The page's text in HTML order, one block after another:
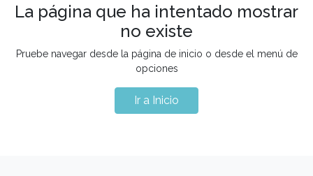
La página que ha intentado mostrar
no existe
Pruebe navegar desde la página de inicio o desde el menú de
opciones
Ir a Inicio